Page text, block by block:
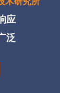
应
泛